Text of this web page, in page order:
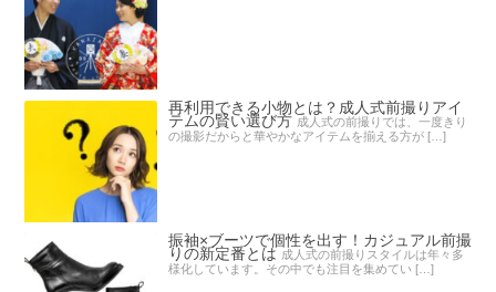
再利用できる小物とは？成人式前撮りアイ
テムの賢い選び方 成人式の前撮りでは、一度きり
の撮影だからと華やかなアイテムを揃える方が […]
振袖×ブーツで個性を出す！カジュアル前撮
りの新定番とは 成人式の前撮りスタイルは年々多
様化しています。その中でも注目を集めてい […]